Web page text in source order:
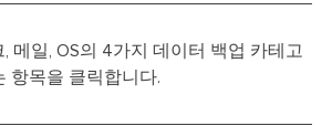
, 메일, OS의 4가지 데이터 백업 카테고
항목을 클릭합니다.